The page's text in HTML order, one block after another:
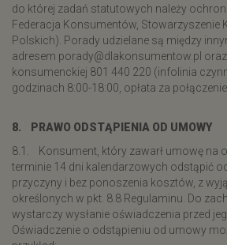
do której zadań statutowych należy
Federacja Konsumentów, Stowarzyszenie
Polskich). Porady udzielane są między
adresem porady@dlakonsumentow.pl
konsumenckiej 801 440 220 (infolinia
godzinach 8:00-18:00, opłata za
8. PRAWO ODSTĄPIENIA OD UMOWY
8.1. Konsument, który zawarł umowę na
terminie 14 dni kalendarzowych odstąpić
przyczyny i bez ponoszenia kosztów, z
określonych w pkt. 8.8 Regulaminu. Do
wystarczy wysłanie oświadczenia przed
Oświadczenie o odstąpieniu od umowy